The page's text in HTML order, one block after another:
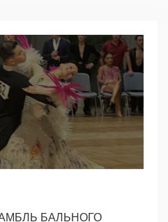
БАЛЬНОГО